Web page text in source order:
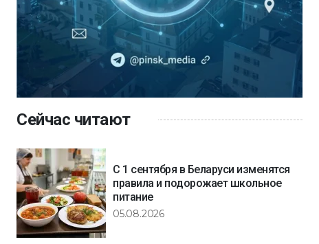
Сейчас читают
С 1 сентября в Беларуси изменятся
правила и подорожает школьное
питание
05.08.2026